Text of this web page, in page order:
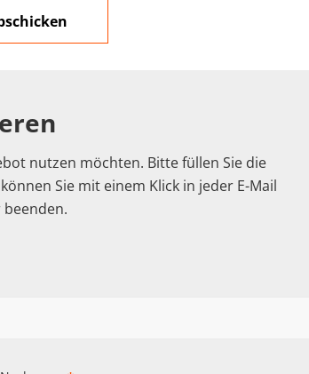
nutzen möchten. Bitte füllen Sie die
Sie mit einem Klick in jeder E-Mail